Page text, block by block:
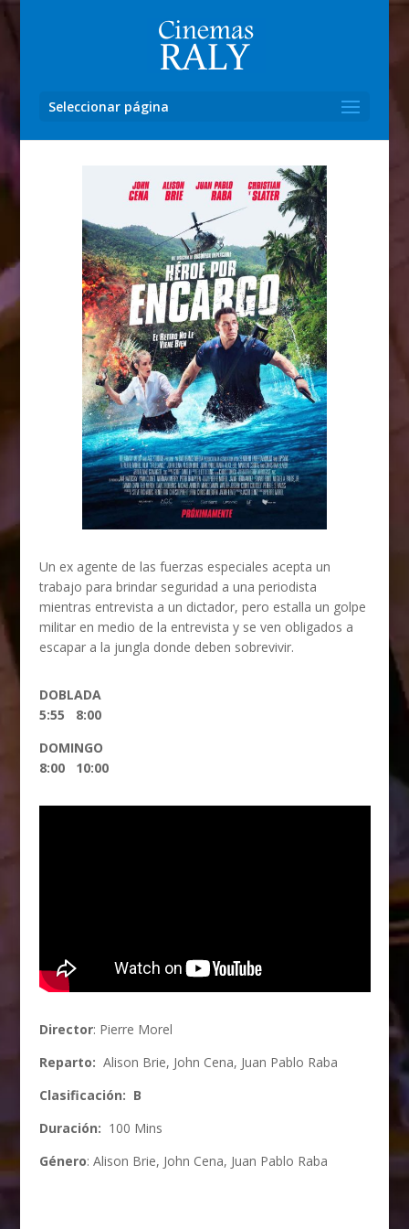
Seleccionar página
Un ex agente de las fuerzas especiales acepta un
trabajo para brindar seguridad a una periodista
mientras entrevista a un dictador, pero estalla un golpe
militar en medio de la entrevista y se ven obligados a
escapar a la jungla donde deben sobrevivir.
DOBLADA
5:55 8:00
DOMINGO
8:00 10:00
Director: Pierre Morel
Reparto: Alison Brie, John Cena, Juan Pablo Raba
Clasificación: B
Duración: 100 Mins
Género: Alison Brie, John Cena, Juan Pablo Raba